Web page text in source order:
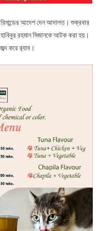
রিমান্ডের আদেশ দেন আদালত। শুক্রবার
হাবিবুর রহমান মিজানকে আটক করা হয়।
করে র‌্যাব।